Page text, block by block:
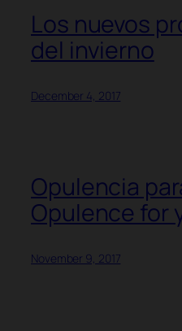
Los nuevos
del invierno
December 4, 2017
Opulencia
Opulence for
November 9, 2017